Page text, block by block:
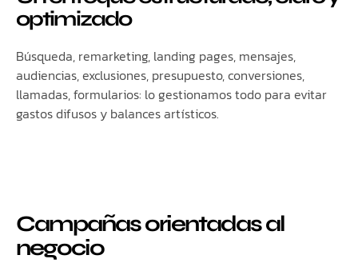
optimizado
Búsqueda, remarketing, landing pages, mensajes,
audiencias, exclusiones, presupuesto, conversiones,
llamadas, formularios: lo gestionamos todo para evitar
gastos difusos y balances artísticos.
Campañas orientadas al
negocio